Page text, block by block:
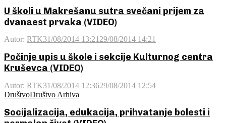
U školi u Makrešanu sutra svečani prijem za
dvanaest prvaka (VIDEO)
Autor: RTK31/08/2014 13:2129/08/2014 14:21
Počinje upis u škole i sekcije Kulturnog centra
Kruševca (VIDEO)
Autor: RTK31/08/2014 12:3629/08/2014 12:54
DruštvoDruštvo Arhiva
Socijalizacija, edukacija, prihvatanje bolesti i